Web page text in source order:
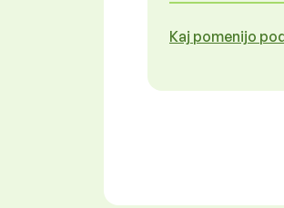
Kaj pomenijo